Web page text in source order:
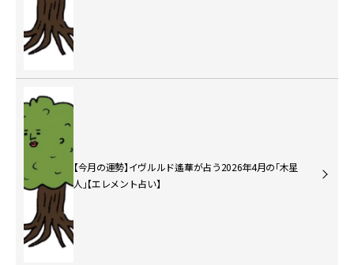
【今月の運勢】イヴルルド遙華が占う2026年4月の「木星
人」【エレメント占い】